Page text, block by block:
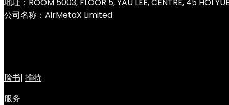
公司名称：AirMetaX Limited
脸书| 推特
服务